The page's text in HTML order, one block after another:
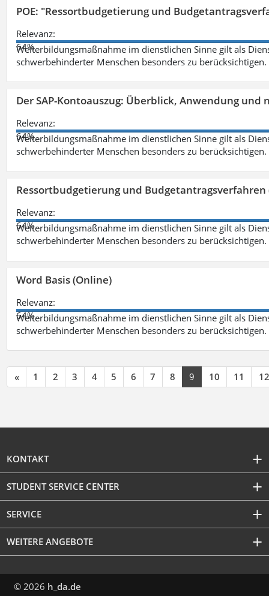
POE: "Ressortbudgetierung und
Relevanz:
64%
Weiterbildungsmaßnahme im dienstlichen Sinne gilt als
schwerbehinderter Menschen besonders zu berücksichtigen.
Der SAP-Kontoauszug: Überblick, Anwendung
Relevanz:
64%
Weiterbildungsmaßnahme im dienstlichen Sinne gilt als
schwerbehinderter Menschen besonders zu berücksichtigen.
Ressortbudgetierung und Budgetantragsverfahren
Relevanz:
64%
Weiterbildungsmaßnahme im dienstlichen Sinne gilt als
schwerbehinderter Menschen besonders zu berücksichtigen.
Word Basis (Online)
Relevanz:
64%
Weiterbildungsmaßnahme im dienstlichen Sinne gilt als
schwerbehinderter Menschen besonders zu berücksichtigen.
« 1 2 3 4 5 6 7 8 9 10 11 12
KONTAKT
STUDENT SERVICE CENTER
SERVICE
WEITERE ANGEBOTE
© 2026 h_da.de